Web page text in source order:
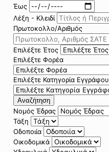
Έως
Λέξη - Κλειδί
Πρωτοκολλο/Αριθμός
Επιλέξτε Έτος
Επιλέξτε Φορέα
Επιλέξτε Κατηγορία Εγγράφου
Αναζήτηση
Νομός Έδρας
Τάξη
Οδοποιία
Οικοδομικά